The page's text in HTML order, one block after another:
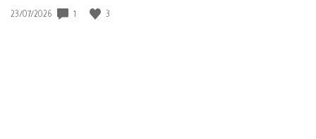
Data
23/07/2026 1 3